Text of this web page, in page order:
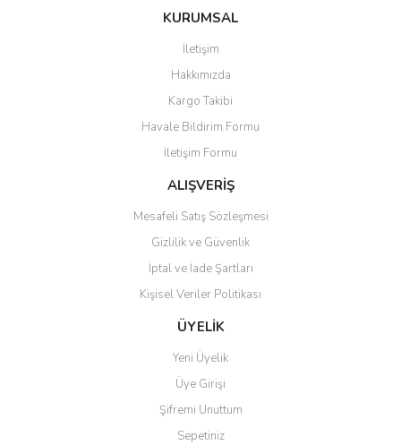
Bu ürüne ilk yorumu siz yapın!
Ürün resmi kalitesiz, bozuk veya görüntülenemiyor.
Ürün açıklamasında eksik bilgiler bulunuyor.
Ürün bilgilerinde hatalar bulunuyor.
Ürün fiyatı diğer sitelerden daha pahalı.
Bu ürüne benzer farklı alternatifler olmalı.
Gönder
KURUMSAL
İletişim
Hakkımızda
Kargo Takibi
Havale Bildirim Formu
İletişim Formu
ALIŞVERİŞ
Mesafeli Satış Sözleşmesi
Gizlilik ve Güvenlik
İptal ve İade Şartları
Kişisel Veriler Politikası
ÜYELİK
Yeni Üyelik
Üye Girişi
Şifremi Unuttum
Sepetiniz